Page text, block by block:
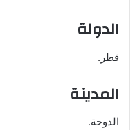
الدولة
قطر.
المدينة
الدوحة.